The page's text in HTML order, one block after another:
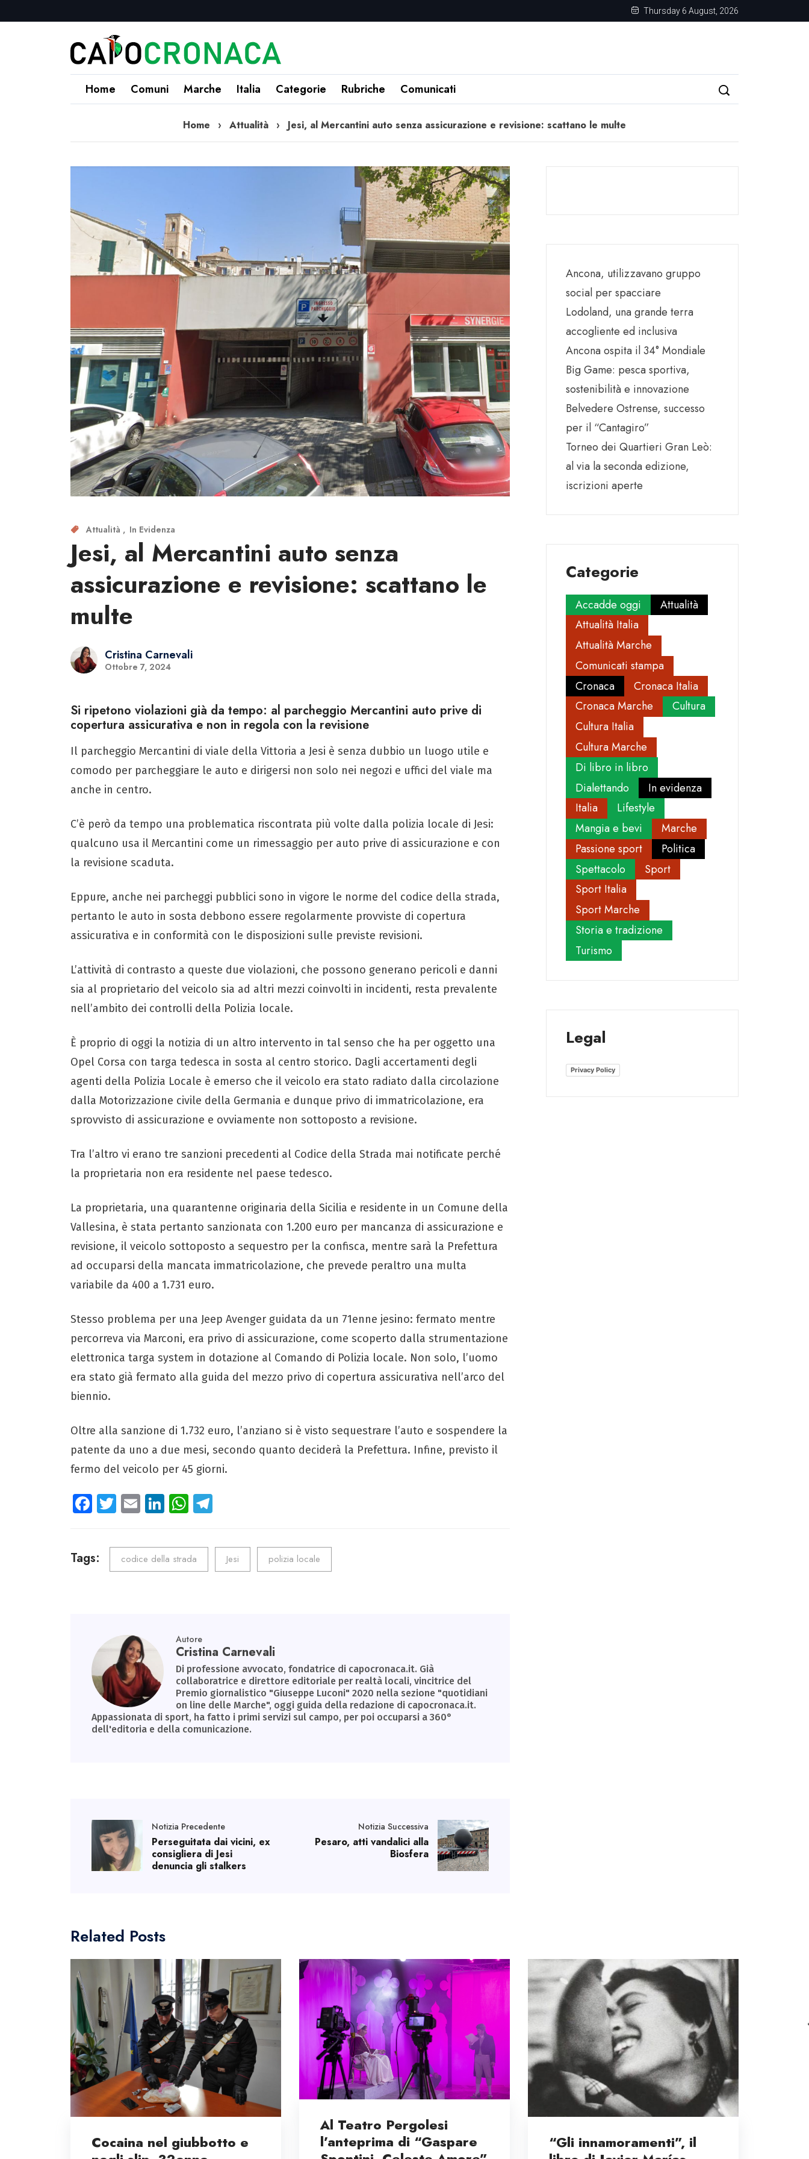
Thursday 6 August, 2026
Home Comuni Marche Italia Categorie Rubriche Comunicati
Home › Attualità › Jesi, al Mercantini auto senza assicurazione e revisione: scattano le multe
Attualità In Evidenza
Jesi, al Mercantini auto senza
assicurazione e revisione: scattano le
multe
Cristina Carnevali
Ottobre 7, 2024
Si ripetono violazioni già da tempo: al parcheggio Mercantini auto prive di
copertura assicurativa e non in regola con la revisione
Il parcheggio Mercantini di viale della Vittoria a Jesi è senza dubbio un luogo utile e
comodo per parcheggiare le auto e dirigersi non solo nei negozi e uffici del viale ma
anche in centro.
C’è però da tempo una problematica riscontrata più volte dalla polizia locale di Jesi:
qualcuno usa il Mercantini come un rimessaggio per auto prive di assicurazione e con
la revisione scaduta.
Eppure, anche nei parcheggi pubblici sono in vigore le norme del codice della strada,
pertanto le auto in sosta debbono essere regolarmente provviste di copertura
assicurativa e in conformità con le disposizioni sulle previste revisioni.
L’attività di contrasto a queste due violazioni, che possono generano pericoli e danni
sia al proprietario del veicolo sia ad altri mezzi coinvolti in incidenti, resta prevalente
nell’ambito dei controlli della Polizia locale.
È proprio di oggi la notizia di un altro intervento in tal senso che ha per oggetto una
Opel Corsa con targa tedesca in sosta al centro storico. Dagli accertamenti degli
agenti della Polizia Locale è emerso che il veicolo era stato radiato dalla circolazione
dalla Motorizzazione civile della Germania e dunque privo di immatricolazione, era
sprovvisto di assicurazione e ovviamente non sottoposto a revisione.
Tra l’altro vi erano tre sanzioni precedenti al Codice della Strada mai notificate perché
la proprietaria non era residente nel paese tedesco.
La proprietaria, una quarantenne originaria della Sicilia e residente in un Comune della
Vallesina, è stata pertanto sanzionata con 1.200 euro per mancanza di assicurazione e
revisione, il veicolo sottoposto a sequestro per la confisca, mentre sarà la Prefettura
ad occuparsi della mancata immatricolazione, che prevede peraltro una multa
variabile da 400 a 1.731 euro.
Stesso problema per una Jeep Avenger guidata da un 71enne jesino: fermato mentre
percorreva via Marconi, era privo di assicurazione, come scoperto dalla strumentazione
elettronica targa system in dotazione al Comando di Polizia locale. Non solo, l’uomo
era stato già fermato alla guida del mezzo privo di copertura assicurativa nell’arco del
biennio.
Oltre alla sanzione di 1.732 euro, l’anziano si è visto sequestrare l’auto e sospendere la
patente da uno a due mesi, secondo quanto deciderà la Prefettura. Infine, previsto il
fermo del veicolo per 45 giorni.
Fa
ce
o
ok
T
wi
tt
er
E
m
ail
Li
nk
e
dI
n
W
ha
ts
A
p
gr
m
Tags: codice della strada Jesi polizia locale
Autore
Cristina Carnevali
Di professione avvocato, fondatrice di capocronaca.it. Già
collaboratrice e direttore editoriale per realtà locali, vincitrice del
Premio giornalistico "Giuseppe Luconi" 2020 nella sezione "quotidiani
on line delle Marche", oggi guida della redazione di capocronaca.it.
Appassionata di sport, ha fatto i primi servizi sul campo, per poi occuparsi a 360°
dell'editoria e della comunicazione.
Notizia Precedente
Perseguitata dai vicini, ex
consigliera di Jesi
denuncia gli stalkers
Notizia Successiva
Pesaro, atti vandalici alla
Biosfera
Ancona, utilizzavano gruppo
social per spacciare
Lodoland, una grande terra
accogliente ed inclusiva
Ancona ospita il 34° Mondiale
Big Game: pesca sportiva,
sostenibilità e innovazione
Belvedere Ostrense, successo
per il “Cantagiro”
Torneo dei Quartieri Gran Leò:
al via la seconda edizione,
iscrizioni aperte
Categorie
Accadde oggi
Attualità
Attualità Italia
Attualità Marche
Comunicati stampa
Cronaca
Cronaca Italia
Cronaca Marche
Cultura
Cultura Italia
Cultura Marche
Di libro in libro
Dialettando
In evidenza
Italia
Lifestyle
Mangia e bevi
Marche
Passione sport
Politica
Spettacolo
Sport
Sport Italia
Sport Marche
Storia e tradizione
Turismo
Legal
Privacy Policy
Related Posts
Cocaina nel giubbotto e
Al Teatro Pergolesi
l’anteprima di “Gaspare
“Gli innamoramenti”, il